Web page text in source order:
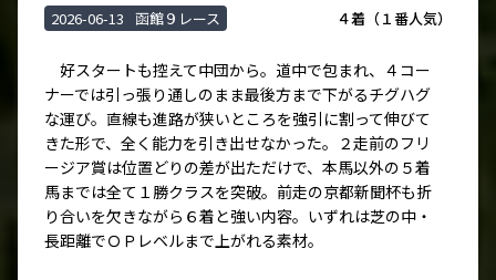
2026-06-13 函館９レース ４着（１番人気）
好スタートも控えて中団から。道中で包まれ、４コー
ナーでは引っ張り通しのまま最後方まで下がるチグハグ
な運び。直線も進路が狭いところを強引に割って伸びて
きた形で、全く能力を引き出せなかった。２走前のフリ
ージア賞は位置どりの差が出ただけで、本馬以外の５着
馬までは全て１勝クラスを突破。前走の京都新聞杯も折
り合いを欠きながら６着と強い内容。いずれは芝の中・
長距離でＯＰレベルまで上がれる素材。